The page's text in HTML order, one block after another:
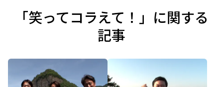
「笑ってコラえて！」に関する
記事